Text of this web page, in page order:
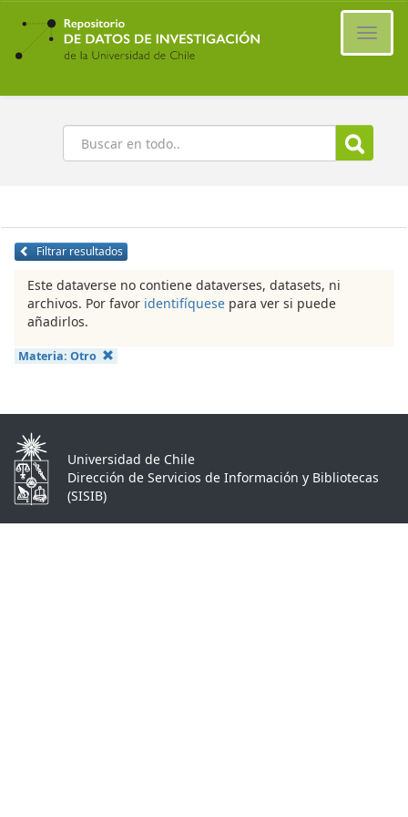
Ir
contenido
principal
Buscar
Filtrar resultados
Este dataverse no contiene dataverses, datasets, ni
archivos. Por favor identifíquese para ver si puede
añadirlos.
Materia: Otro
Universidad de Chile
Dirección de Servicios de Información y Bibliotecas
(SISIB)